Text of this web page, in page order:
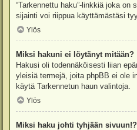
“Tarkennettu haku”-linkkiä joka
sijainti voi riippua käyttämästäsi
Ylös
Miksi hakuni ei löytänyt mitään?
Hakusi oli todennäköisesti liian
yleisiä termejä, joita phpBB ei ole
käytä Tarkennetun haun valintoja.
Ylös
Miksi haku johti tyhjään sivuun!?